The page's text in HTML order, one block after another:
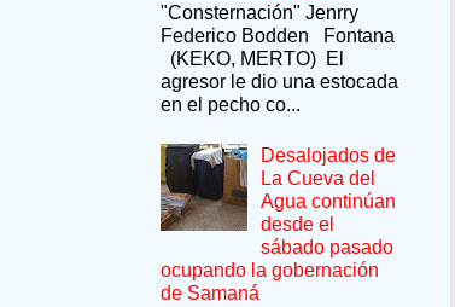
"Consternación" Jenrry
Federico Bodden Fontana
(KEKO, MERTO) El
agresor le dio una estocada
en el pecho co...
Desalojados de
La Cueva del
Agua continúan
desde el
sábado pasado
ocupando la gobernación
de Samaná